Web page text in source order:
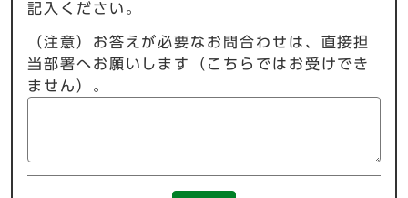
記入ください。
（注意）お答えが必要なお問合わせは、直接担
当部署へお願いします（こちらではお受けでき
ません）。